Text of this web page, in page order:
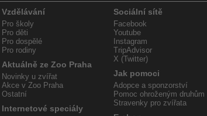
Vzdělávání
Pro školy
Pro děti
Pro dospělé
Pro rodiny
Aktuálně ze Zoo Praha
Novinky u zvířat
Akce v Zoo Praha
Ostatní
Internetové speciály
Sociální sítě
Facebook
Youtube
Instagram
TripAdvisor
X (Twitter)
Jak pomoci
Adopce a sponzorství
Pomoc ohroženým druhům
Stravenky pro zvířata